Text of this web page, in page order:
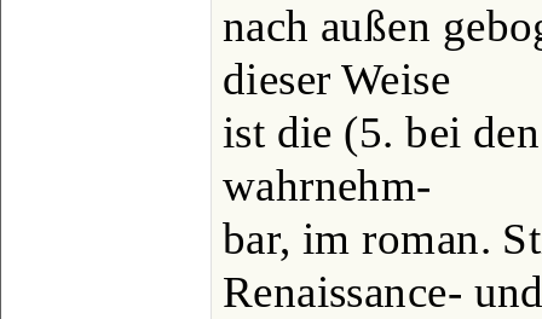
nach außen
dieser Weise
ist die (5. bei
wahrnehm-
bar, im roman.
Renaissance-